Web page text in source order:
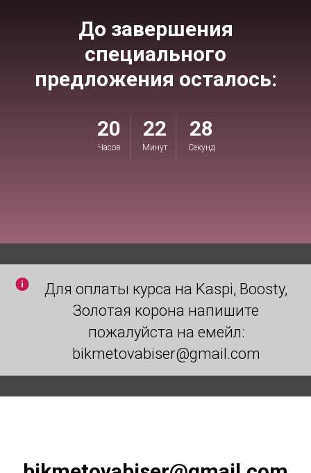
До завершения
специального
предложения осталось:
20
Часов
22
Минут
27
Секунд
Для оплаты курса на Kaspi, Boosty,
Золотая корона напишите
пожалуйста на емейл:
bikmetovabiser@gmail.com